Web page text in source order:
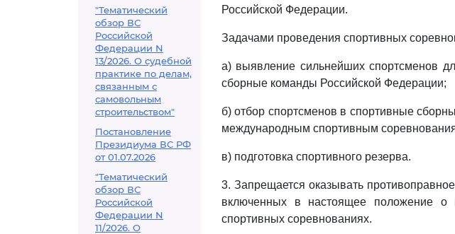
"Тематический
обзор ВС
Российской
Федерации N
13/2026. О судебной
практике по делам,
связанным с
самовольным
строительством"
Постановление
Президиума ВС РФ
от 01.07.2026
"Тематический
обзор ВС
Российской
Федерации N
11/2026. О
Российской Федерации.
Задачами проведения спортивных
а) выявление сильнейших спортсменов
сборные команды Российской Федерации;
б) отбор спортсменов в спортивные
международным спортивным
в) подготовка спортивного резерва.
3. Запрещается оказывать
включенных в настоящее положение о
спортивных соревнованиях.